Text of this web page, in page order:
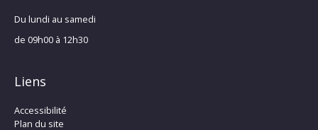
Du lundi au samedi
de 09h00 à 12h30
Liens
Accessibilité
Plan du site